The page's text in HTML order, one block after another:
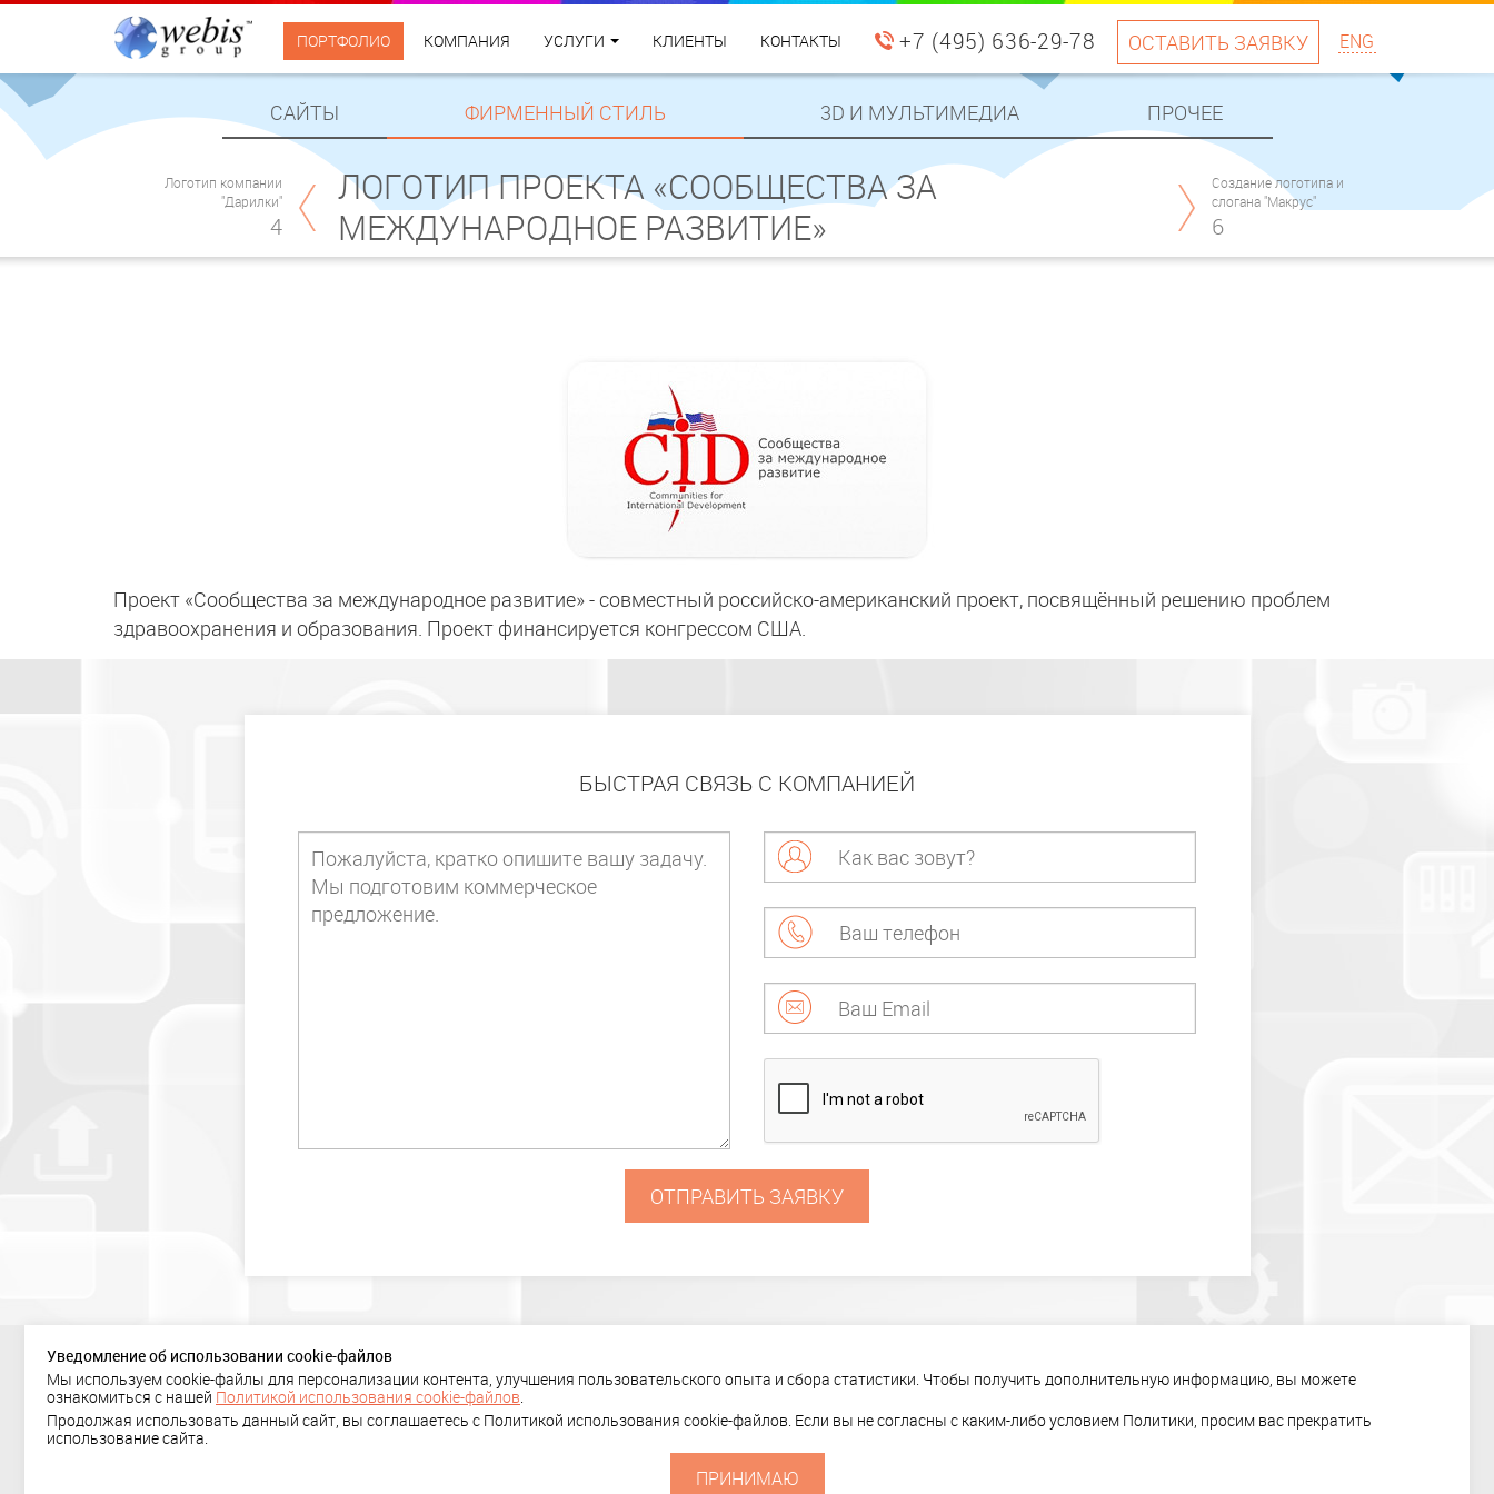
ПОРТФОЛИО КОМПАНИЯ УСЛУГИ КЛИЕНТЫ КОНТАКТЫ +7 (495) 636-29-78 ОСТАВИТЬ ЗАЯВКУ ENG
САЙТЫ ФИРМЕННЫЙ СТИЛЬ 3D И МУЛЬТИМЕДИА ПРОЧЕЕ
Логотип компании
"Дарилки"
4
ЛОГОТИП ПРОЕКТА «СООБЩЕСТВА ЗА
МЕЖДУНАРОДНОЕ РАЗВИТИЕ»
Создание логотипа и
слогана "Макрус"
6
Проект «Сообщества за международное развитие» - совместный российско-американский проект, посвящённый решению проблем
здравоохранения и образования. Проект финансируется конгрессом США.
БЫСТРАЯ СВЯЗЬ С КОМПАНИЕЙ
ОТПРАВИТЬ ЗАЯВКУ
+ 7 (495) 636-29-78
Политика
конфиденциальности
Уведомление об использовании cookie-файлов
Мы используем cookie-файлы для персонализации контента, улучшения пользовательского опыта и сбора статистики. Чтобы получить дополнительную информацию, вы можете
ознакомиться с нашей Политикой использования cookie-файлов.
Продолжая использовать данный сайт, вы соглашаетесь с Политикой использования cookie-файлов. Если вы не согласны с каким-либо условием Политики, просим вас прекратить
использование сайта.
ПРИНИМАЮ